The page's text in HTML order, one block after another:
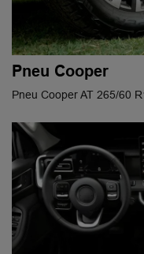
Pneu Cooper
Pneu Cooper AT 265/60